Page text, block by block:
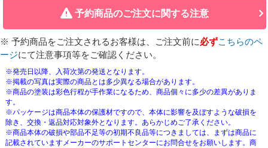
予約商品のご注文に関する注意
※ 予約商品をご注文されるお客様は、ご注文前に必ずこちらのペ
ージにて注意事項等をご確認ください。
※発売日以降、入荷次第の発送となります。
※掲載の写真は実際の商品とは多少異なる場合があります。
※商品の塗装は彩色行程が手作業になるため、商品個々に多少の差異がありま
す。
※パッケージは商品本体の保護材ですので、本体に影響を及ぼすような破損を
除き、交換・返品対応対象外となります。あらかじめご了承ください。
※商品本体の破損や部品不足等の初期不良品等につきましては、まずは商品に
記載されていますメーカーのサポートセンターにお問合せをお願いします。商